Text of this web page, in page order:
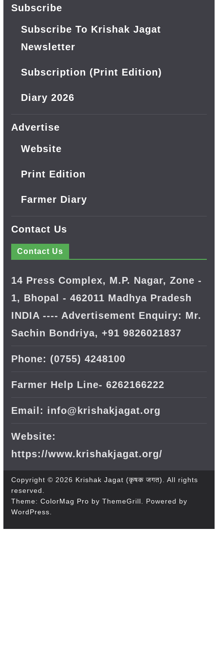
Subscribe
Subscribe To Krishak Jagat
Newsletter
Subscription (Print Edition)
Diary 2026
Advertise
Website
Print Edition
Farmer Diary
Contact Us
Contact Us
14 Press Complex, M.P. Nagar, Zone -
1, Bhopal - 462011 Madhya Pradesh
INDIA ---- Advertisement Enquiry: Mr.
Sachin Bondriya, +91 9826021837
Phone: (0755) 4248100
Farmer Help Line- 6262166222
Email: info@krishakjagat.org
Website:
https://www.krishakjagat.org/
Copyright © 2026 Krishak Jagat (कृषक जगत). All rights
reserved.
Theme: ColorMag Pro by ThemeGrill. Powered by
WordPress.